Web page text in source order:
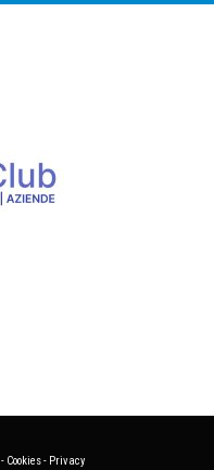
- Cookies- Privacy